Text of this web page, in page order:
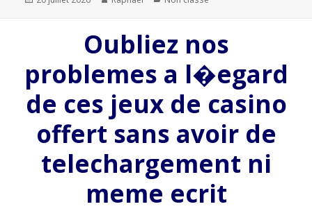
Oubliez nos
problemes a l�egard
de ces jeux de casino
offert sans avoir de
telechargement ni
meme ecrit